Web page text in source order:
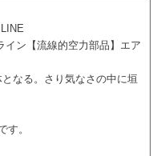
イン【流線的空力部品】エア
なる。さり気なさの中に垣
す。